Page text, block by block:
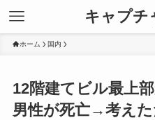
キャプチ
ホーム 国内
12階建てビル最上
男性が死亡→考え